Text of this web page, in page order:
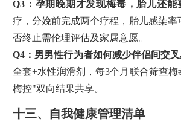
Q3：孕期晚期才发现梅毒，胎儿还能
疗，分娩前完成两个疗程，胎儿感染率
否终止需伦理评估及家属意愿。
Q4：男男性行为者如何减少伴侣间交叉
全套+水性润滑剂，每3个月联合筛查
梅控"双向结果共享。
十三、自我健康管理清单